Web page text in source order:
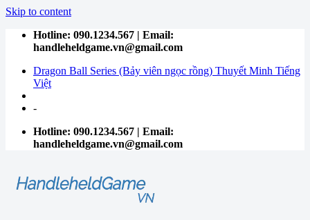
Skip to content
Hotline: 090.1234.567 | Email:
handleheldgame.vn@gmail.com
Dragon Ball Series (Bảy viên ngọc rồng) Thuyết Minh Tiếng
Việt
-
Hotline: 090.1234.567 | Email:
handleheldgame.vn@gmail.com